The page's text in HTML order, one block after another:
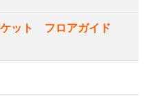
ット フロアガイド